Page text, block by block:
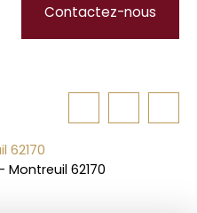
Contactez-nous
62170
62170